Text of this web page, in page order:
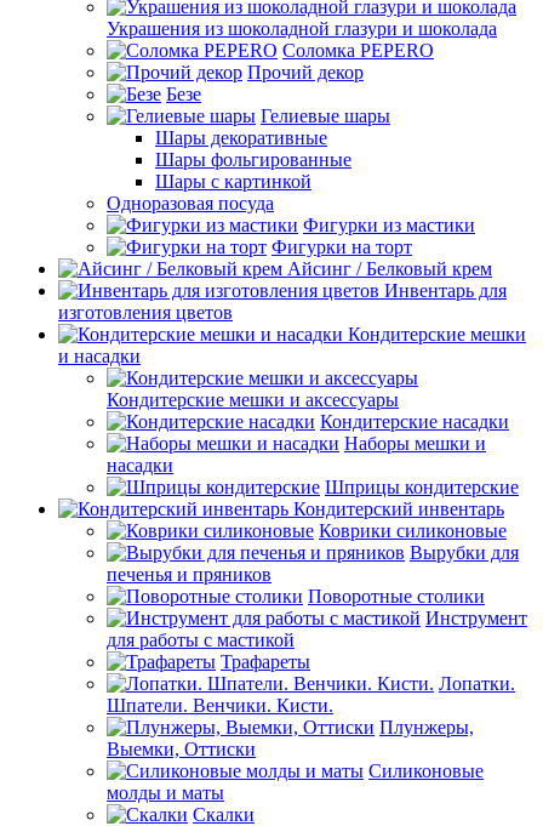
Украшения из шоколадной глазури и шоколада
Соломка PEPERO
Прочий декор
Безе
Гелиевые шары
Шары декоративные
Шары фольгированные
Шары с картинкой
Одноразовая посуда
Фигурки из мастики
Фигурки на торт
Айсинг / Белковый крем
Инвентарь для
изготовления цветов
Кондитерские мешки
и насадки
Кондитерские мешки и аксессуары
Кондитерские насадки
Наборы мешки и
насадки
Шприцы кондитерские
Кондитерский инвентарь
Коврики силиконовые
Вырубки для
печенья и пряников
Поворотные столики
Инструмент
для работы с мастикой
Трафареты
Лопатки.
Шпатели. Венчики. Кисти.
Плунжеры,
Выемки, Оттиски
Силиконовые
молды и маты
Скалки